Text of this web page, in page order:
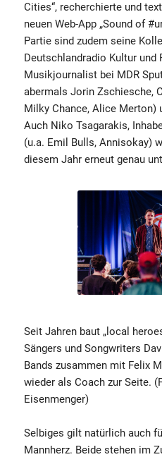
Cities“, recherchierte und
neuen Web-App „Sound of
Partie sind zudem seine
Deutschlandradio Kultur und
Musikjournalist bei MDR
abermals Jorin Zschiesche,
Milky Chance, Alice Merton)
Auch Niko Tsagarakis,
(u.a. Emil Bulls, Annisokay)
diesem Jahr erneut genau
Seit Jahren baut „local
Sängers und Songwriters
Bands zusammen mit Felix
wieder als Coach zur Seite.
Eisenmenger)
Selbiges gilt natürlich auch
Mannherz. Beide stehen im